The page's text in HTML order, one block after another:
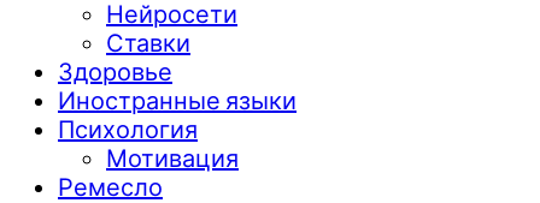
Нейросети
Ставки
Здоровье
Иностранные языки
Психология
Мотивация
Ремесло